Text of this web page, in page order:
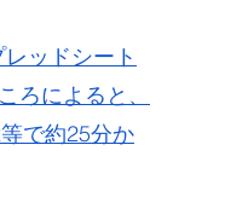
ッドシート
によると、
で約25分か